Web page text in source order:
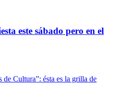
este sábado pero en el